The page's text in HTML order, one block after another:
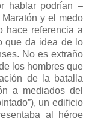
hablar podrían –
y el medo
hace referencia a
que da idea de lo
No es extraño
los hombres que
de la batalla
a mediados del
un edificio
al héroe